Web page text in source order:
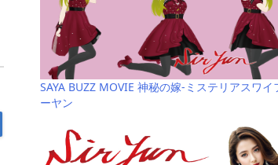
SAYA BUZZ MOVIE 神秘の嫁-ミステリアスワイ
ーヤン